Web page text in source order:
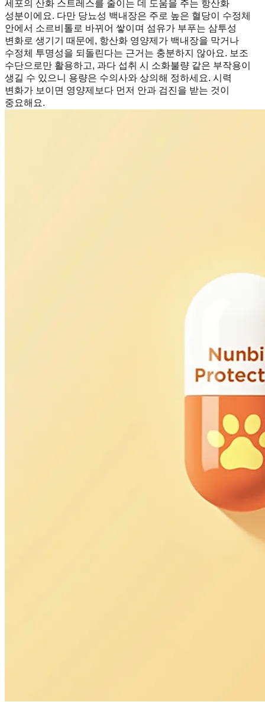
세포의 산화 스트레스를 줄이는 데 도움을 주는 항산화
성분이에요. 다만 당뇨성 백내장은 주로 높은 혈당이 수정체
안에서 소르비톨로 바뀌어 쌓이며 섬유가 부푸는 삼투성
변화로 생기기 때문에, 항산화 영양제가 백내장을 막거나
수정체 투명성을 되돌린다는 근거는 충분하지 않아요. 보조
수단으로만 활용하고, 과다 섭취 시 소화불량 같은 부작용이
생길 수 있으니 용량은 수의사와 상의해 정하세요. 시력
변화가 보이면 영양제보다 먼저 안과 검진을 받는 것이
중요해요.